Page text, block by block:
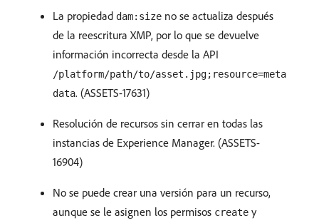
La propiedad dam:size no se actualiza después
de la reescritura XMP, por lo que se devuelve
información incorrecta desde la API
/platform/path/to/asset.jpg;resource=meta
data. (ASSETS-17631)
Resolución de recursos sin cerrar en todas las
instancias de Experience Manager. (ASSETS-
16904)
No se puede crear una versión para un recurso,
aunque se le asignen los permisos create y